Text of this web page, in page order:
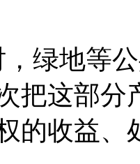
绿地等
把这部分
的收益、